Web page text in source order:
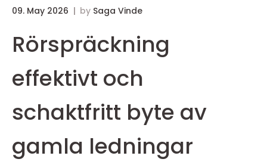
09. May 2026 by Saga Vinde
Rörspräckning
effektivt och
schaktfritt byte av
gamla ledningar